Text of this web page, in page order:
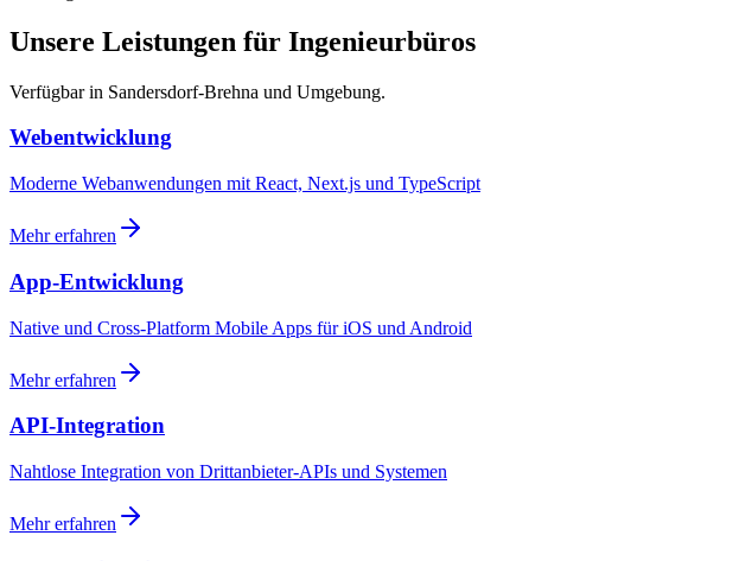
Unsere Leistungen für Ingenieurbüros
Verfügbar in Sandersdorf-Brehna und Umgebung.
Webentwicklung
Moderne Webanwendungen mit React, Next.js und TypeScript
Mehr erfahren
App-Entwicklung
Native und Cross-Platform Mobile Apps für iOS und Android
Mehr erfahren
API-Integration
Nahtlose Integration von Drittanbieter-APIs und Systemen
Mehr erfahren